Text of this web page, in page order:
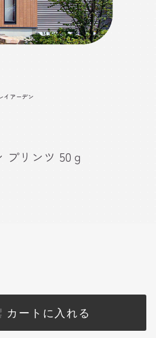
イアーデン
プリンツ 50ｇ
カートに入れる